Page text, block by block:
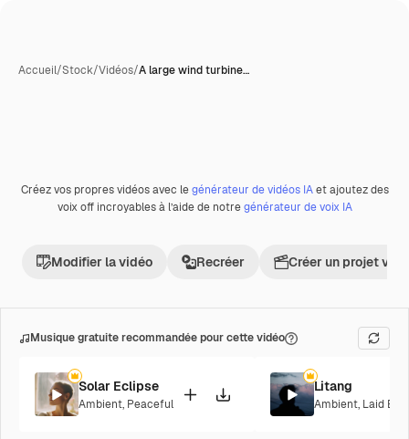
Accueil/Stock/Vidéos/A large wind turbine…
Premium
Créez vos propres vidéos avec legénérateur de vidéos IAet ajoutez des
voix off incroyables à l’aide de notregénérateur de voix IA
Modifier la vidéo Recréer Créer un projet
Musique gratuite recommandée pour cette vidéo
Solar Eclipse
Ambient, Peaceful
Litang
Ambient, Laid